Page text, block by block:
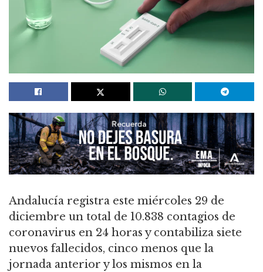
Andalucía registra este miércoles 29 de
diciembre un total de 10.838 contagios de
coronavirus en 24 horas y contabiliza siete
nuevos fallecidos, cinco menos que la
jornada anterior y los mismos en la